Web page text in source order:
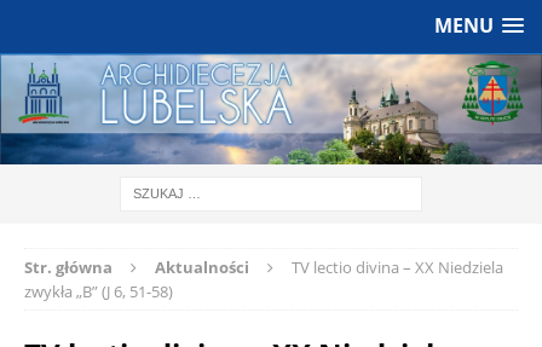
MENU
Str. główna Aktualności
TV lectio divina – XX Niedziela
zwykła „B” (J 6, 51-58)